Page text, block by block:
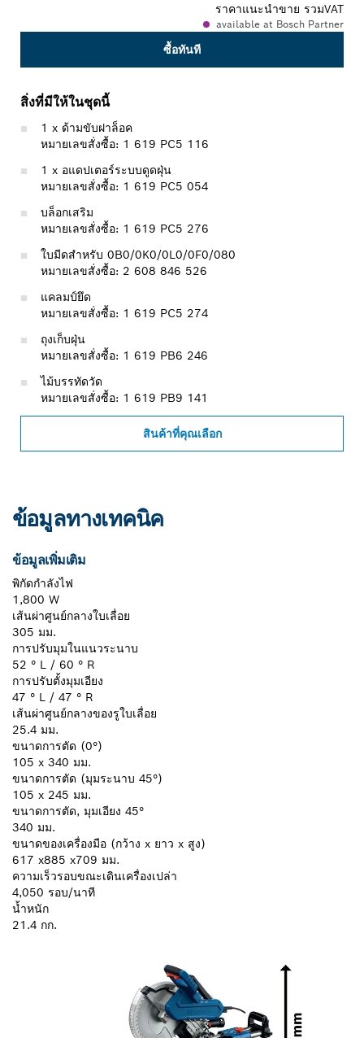
ราคาแนะนำขาย รวมVAT
available at Bosch Partner
ซื้อทันที
สิ่งที่มีให้ในชุดนี้
1 x ด้ามขับฝาล็อค
หมายเลขสั่งซื้อ: 1 619 PC5 116
1 x อแดปเตอร์ระบบดูดฝุ่น
หมายเลขสั่งซื้อ: 1 619 PC5 054
บล็อกเสริม
หมายเลขสั่งซื้อ: 1 619 PC5 276
ใบมีดสำหรับ 0B0/0K0/0L0/0F0/080
หมายเลขสั่งซื้อ: 2 608 846 526
แคลมป์ยึด
หมายเลขสั่งซื้อ: 1 619 PC5 274
ถุงเก็บฝุ่น
หมายเลขสั่งซื้อ: 1 619 PB6 246
ไม้บรรทัดวัด
หมายเลขสั่งซื้อ: 1 619 PB9 141
สินค้าที่คุณเลือก
ข้อมูลทางเทคนิค
ข้อมูลเพิ่มเติม
พิกัดกำลังไฟ
1,800 W
เส้นผ่าศูนย์กลางใบเลื่อย
305 มม.
การปรับมุมในแนวระนาบ
52 ° L / 60 ° R
การปรับตั้งมุมเอียง
47 ° L / 47 ° R
เส้นผ่าศูนย์กลางของรูใบเลื่อย
25.4 มม.
ขนาดการตัด (0°)
105 x 340 มม.
ขนาดการตัด (มุมระนาบ 45°)
105 x 245 มม.
ขนาดการตัด, มุมเอียง 45°
340 มม.
ขนาดของเครื่องมือ (กว้าง x ยาว x สูง)
617 x885 x709 มม.
ความเร็วรอบขณะเดินเครื่องเปล่า
4,050 รอบ/นาที
น้ำหนัก
21.4 กก.